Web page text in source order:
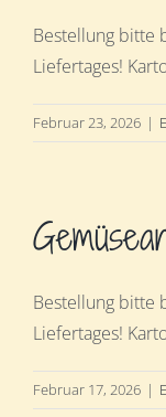
Bestellung bitte
Liefertages!
Februar 23, 2026 |
Bestellung bitte
Liefertages!
Februar 17, 2026 |